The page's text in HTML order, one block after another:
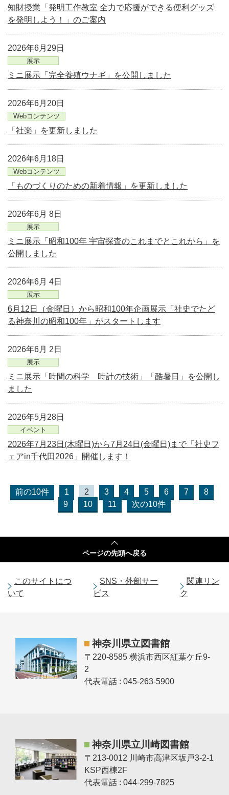
知財授業「発明工作教室 全力で応援ができる便利グッズ
を発明しよう！」のご案内
2026年6月29日
展示
ミニ展示「完全養殖ウナギ」を公開しました
2026年6月20日
Webコンテンツ
「社楽」を更新しました
2026年6月18日
Webコンテンツ
「ものづくりのための新着情報」を更新しました
2026年6月 8日
展示
ミニ展示「昭和100年 宇宙探査のこれまでとこれから」を
公開しました
2026年6月 4日
展示
6月12日（金曜日）から昭和100年企画展示「社史でたど
る神奈川の昭和100年」がスタートします
2026年6月 2日
展示
ミニ展示「時間の科学 時計の技術」「酷暑日」を公開し
ました
2026年5月28日
イベント
2026年7月23日(木曜日)から7月24日(金曜日)まで「社史フ
ェアin千代田2026」開催します！
前の10件 1 2 3 4 5 6 7
8
9
10 11 次の10件
このサイトにつ
いて
SNS・外部サー
ビス
関連リン
ク
ページの先頭へ戻る
神奈川県立図書館
〒220-8585 横浜市西区紅葉ケ丘9-
2
代表電話 : 045-263-5900
神奈川県立川崎図書館
〒213-0012 川崎市高津区坂戸3-2-1
KSP西棟2F
代表電話 : 044-299-7825